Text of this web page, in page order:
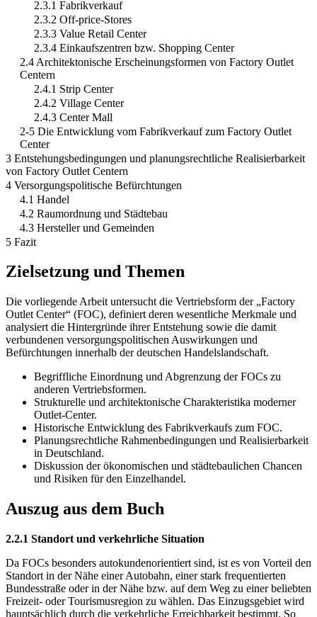
2.3.1 Fabrikverkauf
2.3.2 Off-price-Stores
2.3.3 Value Retail Center
2.3.4 Einkaufszentren bzw. Shopping Center
2.4 Architektonische Erscheinungsformen von Factory Outlet
Centern
2.4.1 Strip Center
2.4.2 Village Center
2.4.3 Center Mall
2-5 Die Entwicklung vom Fabrikverkauf zum Factory Outlet
Center
3 Entstehungsbedingungen und planungsrechtliche Realisierbarkeit
von Factory Outlet Centern
4 Versorgungspolitische Befürchtungen
4.1 Handel
4.2 Raumordnung und Städtebau
4.3 Hersteller und Gemeinden
5 Fazit
Zielsetzung und Themen
Die vorliegende Arbeit untersucht die Vertriebsform der „Factory
Outlet Center“ (FOC), definiert deren wesentliche Merkmale und
analysiert die Hintergründe ihrer Entstehung sowie die damit
verbundenen versorgungspolitischen Auswirkungen und
Befürchtungen innerhalb der deutschen Handelslandschaft.
Begriffliche Einordnung und Abgrenzung der FOCs zu
anderen Vertriebsformen.
Strukturelle und architektonische Charakteristika moderner
Outlet-Center.
Historische Entwicklung des Fabrikverkaufs zum FOC.
Planungsrechtliche Rahmenbedingungen und Realisierbarkeit
in Deutschland.
Diskussion der ökonomischen und städtebaulichen Chancen
und Risiken für den Einzelhandel.
Auszug aus dem Buch
2.2.1 Standort und verkehrliche Situation
Da FOCs besonders autokundenorientiert sind, ist es von Vorteil den
Standort in der Nähe einer Autobahn, einer stark frequentierten
Bundesstraße oder in der Nähe bzw. auf dem Weg zu einer beliebten
Freizeit- oder Tourismusregion zu wählen. Das Einzugsgebiet wird
hauptsächlich durch die verkehrliche Erreichbarkeit bestimmt. So